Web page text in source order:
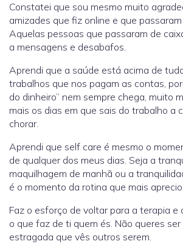
Constatei que sou mesmo muito
amizades que fiz online e que
Aquelas pessoas que passaram de
a mensagens e desabafos.
Aprendi que a saúde está acima de
trabalhos que nos pagam as contas,
do dinheiro” nem sempre chega, muito
mais os dias em que sais do trabalho a
chorar.
Aprendi que self care é mesmo o
de qualquer dos meus dias. Seja a
maquilhagem de manhã ou a
é o momento da rotina que mais aprecio.
Faz o esforço de voltar para a terapia e
o que faz de ti quem és. Não queres
estragada que vês outros serem.